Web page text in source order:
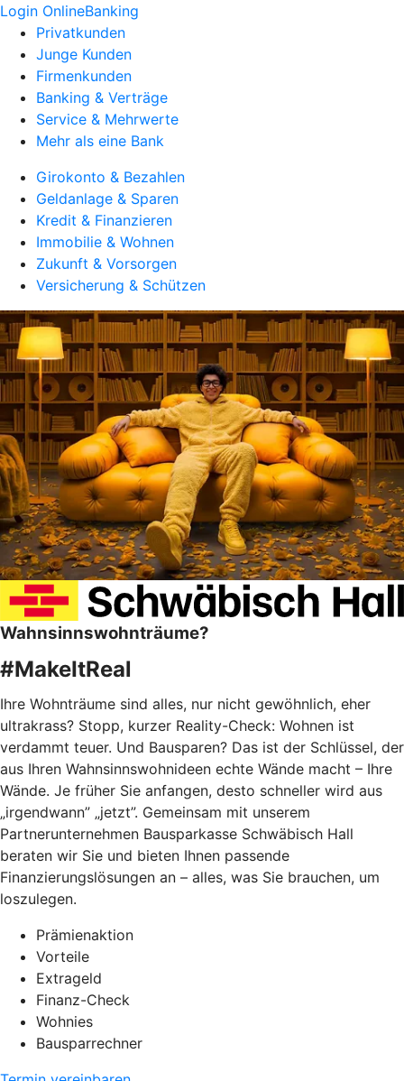
Login OnlineBanking
Privatkunden
Junge Kunden
Firmenkunden
Banking & Verträge
Service & Mehrwerte
Mehr als eine Bank
Girokonto & Bezahlen
Geldanlage & Sparen
Kredit & Finanzieren
Immobilie & Wohnen
Zukunft & Vorsorgen
Versicherung & Schützen
Wahnsinnswohnträume?
#MakeItReal
Ihre Wohnträume sind alles, nur nicht gewöhnlich, eher
ultrakrass? Stopp, kurzer Reality-Check: Wohnen ist
verdammt teuer. Und Bausparen? Das ist der Schlüssel, der
aus Ihren Wahnsinnswohnideen echte Wände macht – Ihre
Wände. Je früher Sie anfangen, desto schneller wird aus
„irgendwann” „jetzt”. Gemeinsam mit unserem
Partnerunternehmen Bausparkasse Schwäbisch Hall
beraten wir Sie und bieten Ihnen passende
Finanzierungslösungen an – alles, was Sie brauchen, um
loszulegen.
Prämienaktion
Vorteile
Extrageld
Finanz-Check
Wohnies
Bausparrechner